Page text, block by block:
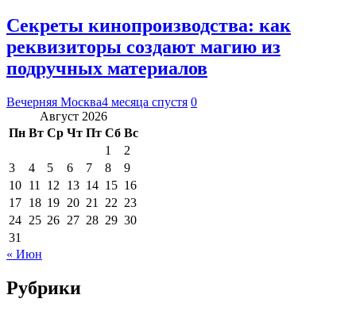
Секреты кинопроизводства: как
реквизиторы создают магию из
подручных материалов
Вечерняя Москва4 месяца спустя 0
Август 2026
Пн Вт Ср Чт Пт Сб Вс
1
2
3
4 5 6 7 8
9
10 11 12 13 14 15 16
17 18 19 20 21 22 23
24 25 26 27 28 29 30
31
« Июн
Рубрики